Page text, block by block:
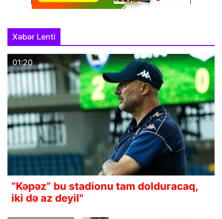
Xəbər Lenti
01:20
“Kəpəz” bu stadionu tam dolduracaq,
iki də az deyil"